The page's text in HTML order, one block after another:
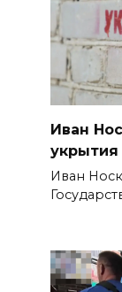
Иван
укрытия
Иван